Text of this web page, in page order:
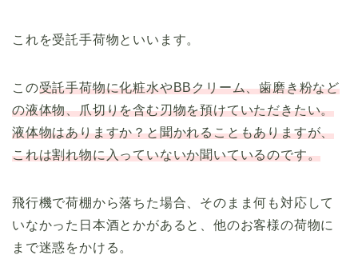
これを受託手荷物といいます。
この受託手荷物に化粧水やBBクリーム、歯磨き粉など
の液体物、爪切りを含む刃物を預けていただきたい。
液体物はありますか？と聞かれることもありますが、
これは割れ物に入っていないか聞いているのです。
飛行機で荷棚から落ちた場合、そのまま何も対応して
いなかった日本酒とかがあると、他のお客様の荷物に
まで迷惑をかける。